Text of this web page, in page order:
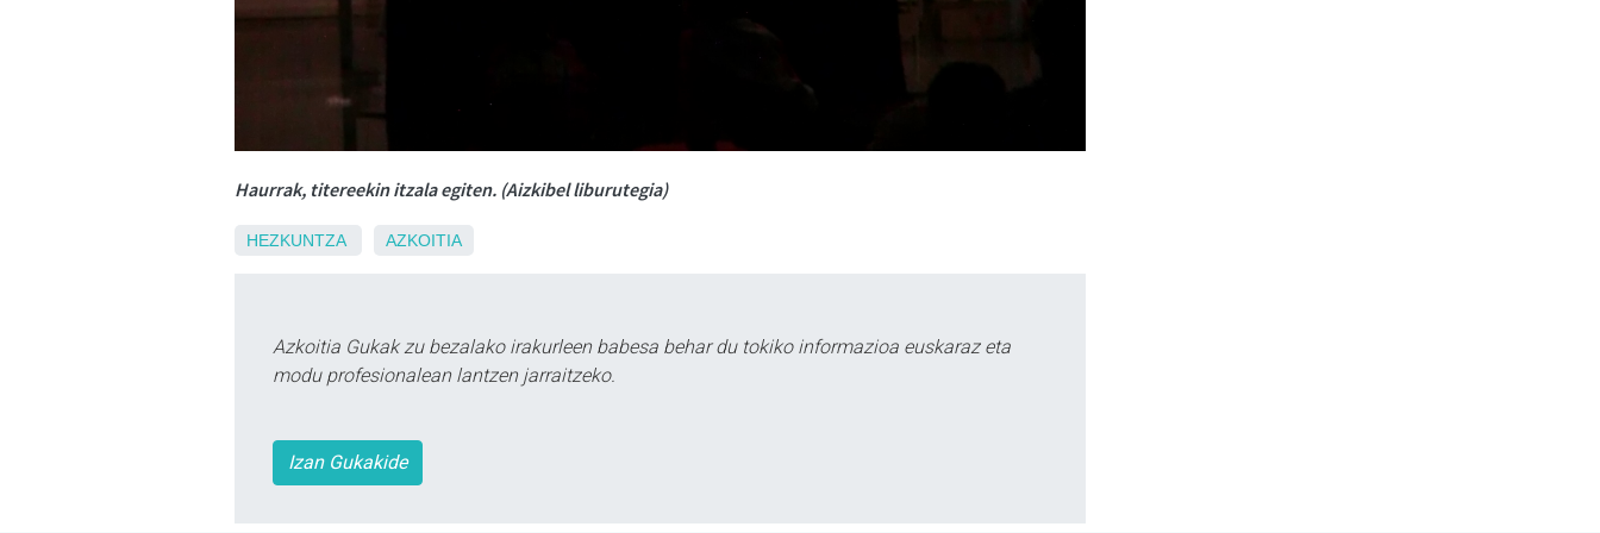
Haurrak, titereekin itzala egiten. (Aizkibel liburutegia)
HEZKUNTZA AZKOITIA
Azkoitia Gukak zu bezalako irakurleen babesa behar du tokiko informazioa euskaraz eta
modu profesionalean lantzen jarraitzeko.
Izan Gukakide